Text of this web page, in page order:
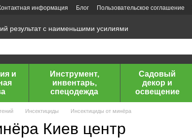
информация Блог Пользовательское соглашение
результат с наименьшими усилиями
и
Инструмент,
инвентарь,
спецодежда
Садовый
декор и
освещение
Инсектициды Инсектициды от минёра
Киев центр